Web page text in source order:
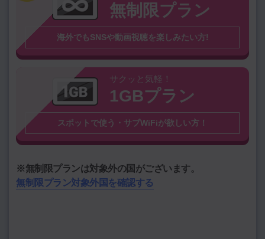
無制限プラン
海外でもSNSや動画視聴を楽しみたい方!
サクッと気軽！
1GBプラン
スポットで使う・サブWiFiが欲しい方！
※無制限プランは対象外の国がございます。
無制限プラン対象外国を確認する
グアム オーストラリア スペイン
※無制限プラン対象外国はこちら
渡航期間を選択